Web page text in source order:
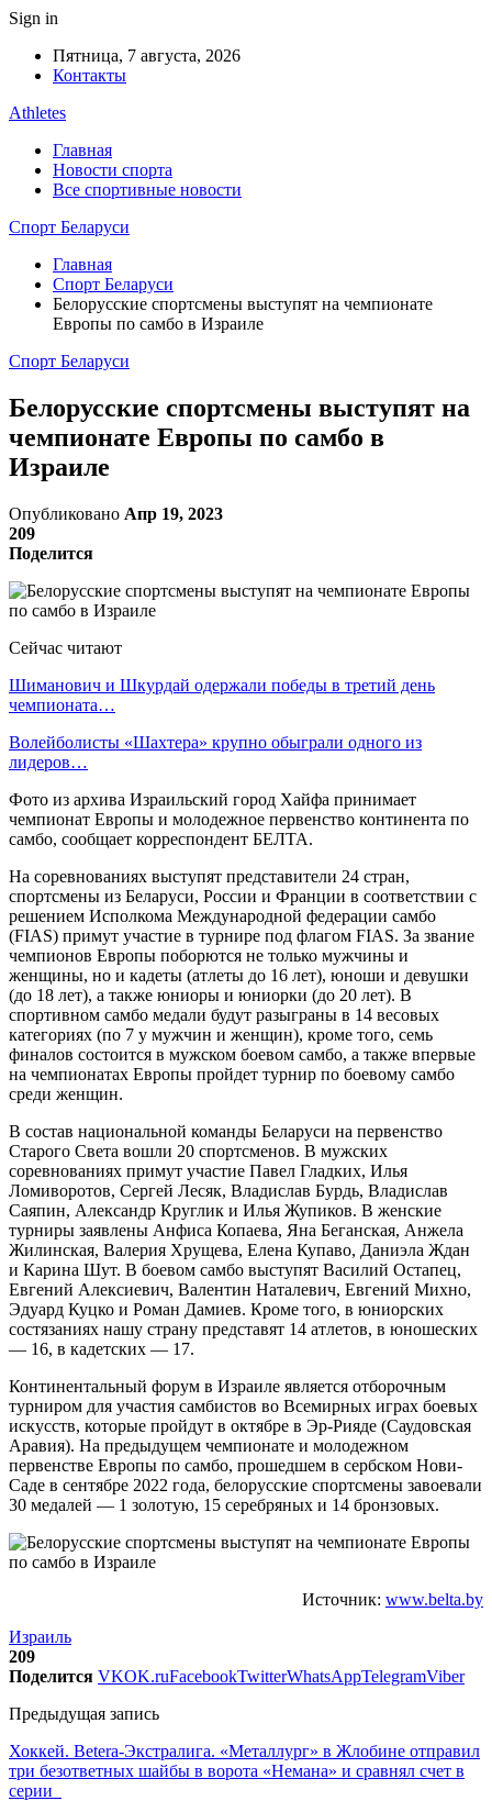
Sign in
Пятница, 7 августа, 2026
Контакты
Athletes
Главная
Новости спорта
Все спортивные новости
Спорт Беларуси
Главная
Спорт Беларуси
Белорусские спортсмены выступят на чемпионате
Европы по самбо в Израиле
Спорт Беларуси
Белорусские спортсмены выступят на
чемпионате Европы по самбо в
Израиле
Опубликовано Апр 19, 2023
209
Поделится
Сейчас читают
Шиманович и Шкурдай одержали победы в третий день
чемпионата…
Волейболисты «Шахтера» крупно обыграли одного из
лидеров…
Фото из архива Израильский город Хайфа принимает
чемпионат Европы и молодежное первенство континента по
самбо, сообщает корреспондент БЕЛТА.
На соревнованиях выступят представители 24 стран,
спортсмены из Беларуси, России и Франции в соответствии с
решением Исполкома Международной федерации самбо
(FIAS) примут участие в турнире под флагом FIAS. За звание
чемпионов Европы поборются не только мужчины и
женщины, но и кадеты (атлеты до 16 лет), юноши и девушки
(до 18 лет), а также юниоры и юниорки (до 20 лет). В
спортивном самбо медали будут разыграны в 14 весовых
категориях (по 7 у мужчин и женщин), кроме того, семь
финалов состоится в мужском боевом самбо, а также впервые
на чемпионатах Европы пройдет турнир по боевому самбо
среди женщин.
В состав национальной команды Беларуси на первенство
Старого Света вошли 20 спортсменов. В мужских
соревнованиях примут участие Павел Гладких, Илья
Ломиворотов, Сергей Лесяк, Владислав Бурдь, Владислав
Саяпин, Александр Круглик и Илья Жупиков. В женские
турниры заявлены Анфиса Копаева, Яна Беганская, Анжела
Жилинская, Валерия Хрущева, Елена Купаво, Даниэла Ждан
и Карина Шут. В боевом самбо выступят Василий Остапец,
Евгений Алексиевич, Валентин Наталевич, Евгений Михно,
Эдуард Куцко и Роман Дамиев. Кроме того, в юниорских
состязаниях нашу страну представят 14 атлетов, в юношеских
— 16, в кадетских — 17.
Континентальный форум в Израиле является отборочным
турниром для участия самбистов во Всемирных играх боевых
искусств, которые пройдут в октябре в Эр-Рияде (Саудовская
Аравия). На предыдущем чемпионате и молодежном
первенстве Европы по самбо, прошедшем в сербском Нови-
Саде в сентябре 2022 года, белорусские спортсмены завоевали
30 медалей — 1 золотую, 15 серебряных и 14 бронзовых.
Источник: www.belta.by
Израиль
209
Поделится VKOK.ruFacebookTwitterWhatsAppTelegramViber
Предыдущая запись
Хоккей. Betera-Экстралига. «Металлург» в Жлобине отправил
три безответных шайбы в ворота «Немана» и сравнял счет в
серии